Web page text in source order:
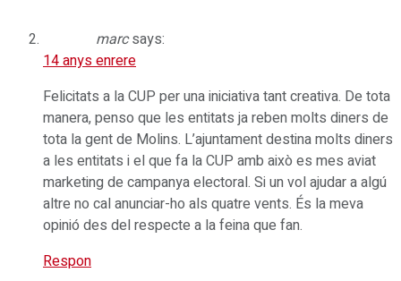
marc says:
14 anys enrere
Felicitats a la CUP per una iniciativa tant creativa. De tota
manera, penso que les entitats ja reben molts diners de
tota la gent de Molins. L’ajuntament destina molts diners
a les entitats i el que fa la CUP amb això es mes aviat
marketing de campanya electoral. Si un vol ajudar a algú
altre no cal anunciar-ho als quatre vents. És la meva
opinió des del respecte a la feina que fan.
Respon